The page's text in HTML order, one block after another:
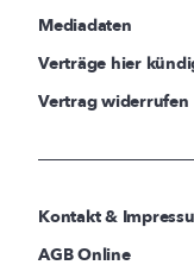
Mediadaten
Verträge hier
Vertrag widerrufen
Kontakt &
AGB Online